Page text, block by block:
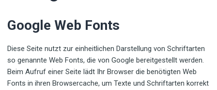
Google Web Fonts
Diese Seite nutzt zur einheitlichen Darstellung von Schriftarten
so genannte Web Fonts, die von Google bereitgestellt werden.
Beim Aufruf einer Seite lädt Ihr Browser die benötigten Web
Fonts in ihren Browsercache, um Texte und Schriftarten korrekt